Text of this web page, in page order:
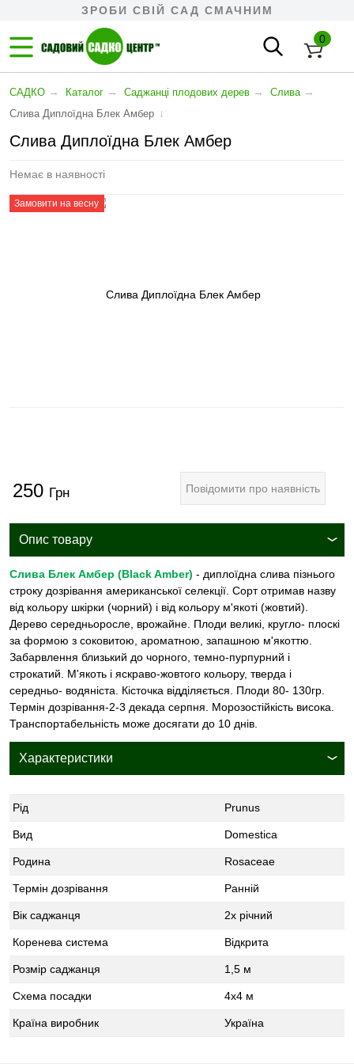
ЗРОБИ СВІЙ САД СМАЧНИМ
0
САДКО → Каталог → Cаджанці плодових дерев → Слива →
Слива Диплоїдна Блек Амбер ↓
Слива Диплоїдна Блек Амбер
Немає в наявності
Замовити на весну
250 Грн Повідомити про наявність
Опис товару
Слива Блек Амбер (Black Amber) - диплоїдна слива пізнього
строку дозрівання американської селекції. Сорт отримав назву
від кольору шкірки (чорний) і від кольору м'якоті (жовтий).
Дерево середньоросле, врожайне. Плоди великі, кругло- плоскі
за формою з соковитою, ароматною, запашною м'якоттю.
Забарвлення близький до чорного, темно-пурпурний і
строкатий. М'якоть i яскраво-жовтого кольору, тверда і
середньо- водяніста. Кісточка відділяється. Плоди 80- 130гр.
Термін дозрівання-2-3 декада серпня. Морозостійкість висока.
Транспортабельність може досягати до 10 днів.
Характеристики
Рід Prunus
Вид Domestica
Родина Rosaceae
Термін дозрівання Ранній
Вік саджанця 2х річний
Коренева система Відкрита
Розмір саджанця 1,5 м
Схема посадки 4x4 м
Країна виробник Україна